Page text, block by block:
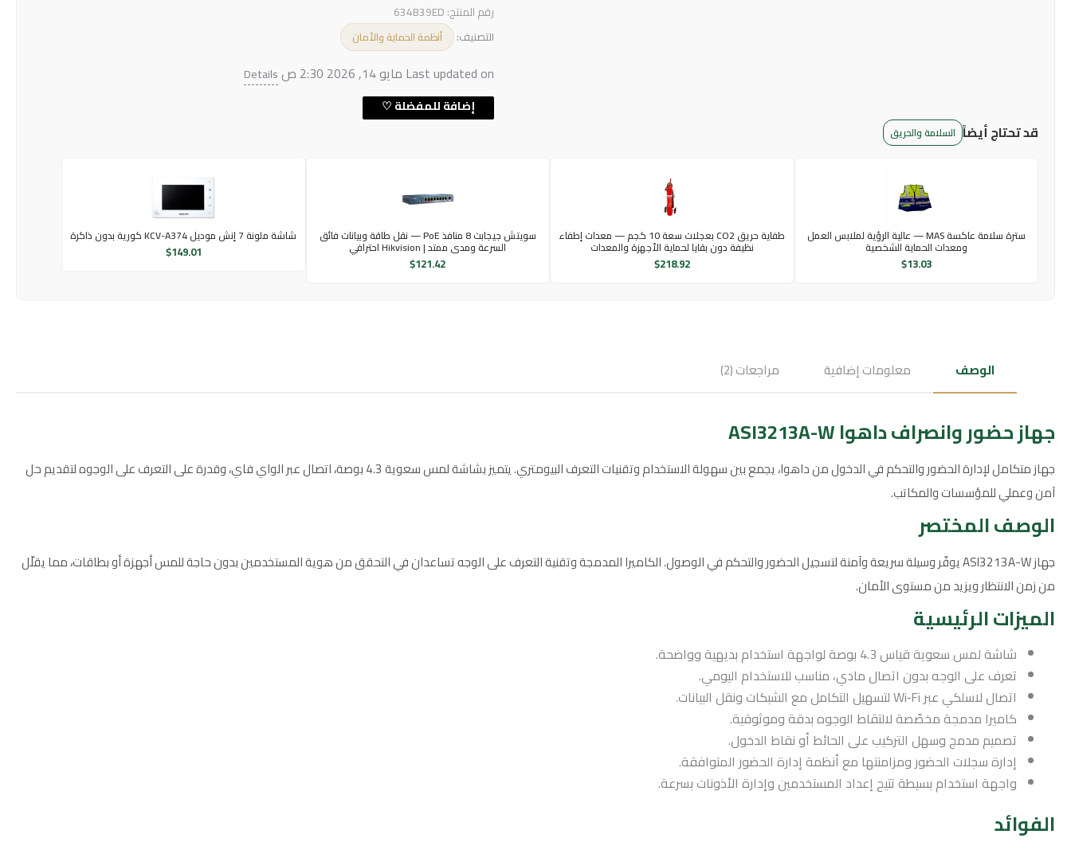
رقم المنتج:634B39ED
التصنيف: أنظمة الحماية والأمان
Last updated on مايو 14, 2026 2:30 ص Details
قد تحتاج أيضاً السلامة والحريق
سترة سلامة عاكسة MAS — عالية الرؤية لملابس العمل
ومعدات الحماية الشخصية
$13.03
طفاية حريق CO2 بعجلات سعة 10 كجم — معدات إطفاء
نظيفة دون بقايا لحماية الأجهزة والمعدات
$218.92
سويتش جيجابت 8 منافذ PoE — نقل طاقة وبيانات فائق
السرعة ومدى ممتد | Hikvision احترافي
$121.42
شاشة ملونة 7 إنش موديل KCV-A374 كورية بدون ذاكرة
$149.01
الوصف معلومات إضافية مراجعات (2)
جهاز حضور وانصراف داهوا ASI3213A-W
جهاز متكامل لإدارة الحضور والتحكم في الدخول من داهوا، يجمع بين سهولة الاستخدام وتقنيات التعرف البيومتري. يتميز بشاشة لمس سعوية 4.3 بوصة، اتصال عبر الواي فاي، وقدرة على التعرف على الوجوه لتقديم حل
آمن وعملي للمؤسسات والمكاتب.
الوصف المختصر
جهاز ASI3213A-W يوفّر وسيلة سريعة وآمنة لتسجيل الحضور والتحكم في الوصول. الكاميرا المدمجة وتقنية التعرف على الوجه تساعدان في التحقق من هوية المستخدمين بدون حاجة للمس أجهزة أو بطاقات، مما يقلّل
من زمن الانتظار ويزيد من مستوى الأمان.
الميزات الرئيسية
شاشة لمس سعوية قياس 4.3 بوصة لواجهة استخدام بديهية وواضحة.
تعرف على الوجه بدون اتصال مادي، مناسب للاستخدام اليومي.
اتصال لاسلكي عبر Wi‑Fi لتسهيل التكامل مع الشبكات ونقل البيانات.
كاميرا مدمجة مخصّصة لالتقاط الوجوه بدقة وموثوقية.
تصميم مدمج وسهل التركيب على الحائط أو نقاط الدخول.
إدارة سجلات الحضور ومزامنتها مع أنظمة إدارة الحضور المتوافقة.
واجهة استخدام بسيطة تتيح إعداد المستخدمين وإدارة الأذونات بسرعة.
الفوائد